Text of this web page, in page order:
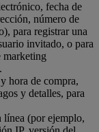
fecha de
número de
para registrar una
invitado, o para
marketing
hora de compra,
y detalles, para
línea (por ejemplo,